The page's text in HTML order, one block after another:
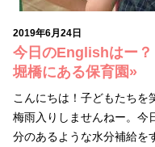
2019年6月24日
今日のEnglishはー
堀橋にある保育園»
こんにちは！子どもたちを
梅雨入りしませんねー。今
分のあるような水分補給を